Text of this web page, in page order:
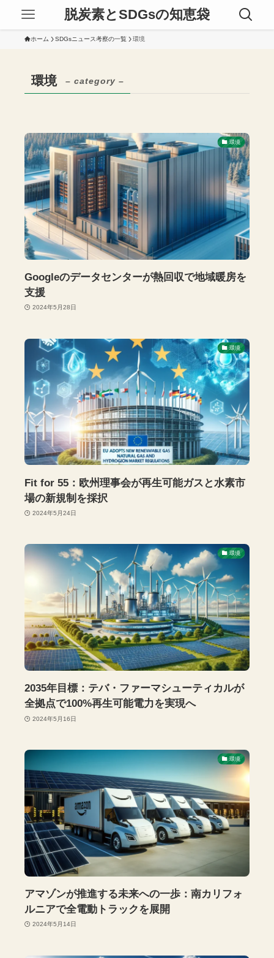
脱炭素とSDGsの知恵袋
ホーム SDGsニュース考察の一覧 環境
環境 – category –
環境
Googleのデータセンターが熱回収で地域暖房を
支援
2024年5月28日
環境
Fit for 55：欧州理事会が再生可能ガスと水素市
場の新規制を採択
2024年5月24日
環境
2035年目標：テバ・ファーマシューティカルが
全拠点で100%再生可能電力を実現へ
2024年5月16日
環境
アマゾンが推進する未来への一歩：南カリフォ
ルニアで全電動トラックを展開
2024年5月14日